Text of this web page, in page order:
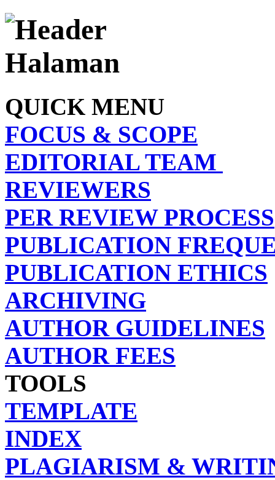
QUICK MENU
FOCUS & SCOPE
EDITORIAL TEAM
REVIEWERS
PER REVIEW PROCESS
PUBLICATION
PUBLICATION ETHICS
ARCHIVING
AUTHOR GUIDELINES
AUTHOR FEES
TOOLS
TEMPLATE
INDEX
PLAGIARISM &